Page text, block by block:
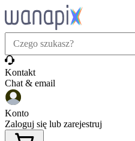
Kontakt
Chat & email
Konto
Zaloguj się lub zarejestruj